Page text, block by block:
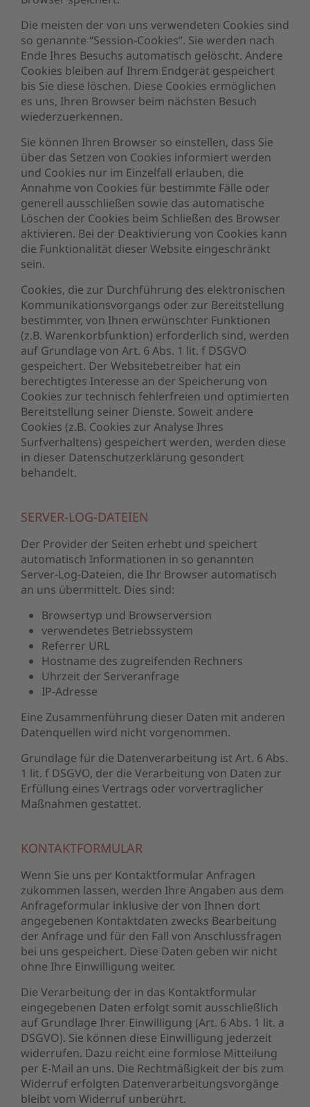
Die meisten der von uns verwendeten Cookies sind
so genannte “Session-Cookies”. Sie werden nach
Ende Ihres Besuchs automatisch gelöscht. Andere
Cookies bleiben auf Ihrem Endgerät gespeichert
bis Sie diese löschen. Diese Cookies ermöglichen
es uns, Ihren Browser beim nächsten Besuch
wiederzuerkennen.
Sie können Ihren Browser so einstellen, dass Sie
über das Setzen von Cookies informiert werden
und Cookies nur im Einzelfall erlauben, die
Annahme von Cookies für bestimmte Fälle oder
generell ausschließen sowie das automatische
Löschen der Cookies beim Schließen des Browser
aktivieren. Bei der Deaktivierung von Cookies kann
die Funktionalität dieser Website eingeschränkt
sein.
Cookies, die zur Durchführung des elektronischen
Kommunikationsvorgangs oder zur Bereitstellung
bestimmter, von Ihnen erwünschter Funktionen
(z.B. Warenkorbfunktion) erforderlich sind, werden
auf Grundlage von Art. 6 Abs. 1 lit. f DSGVO
gespeichert. Der Websitebetreiber hat ein
berechtigtes Interesse an der Speicherung von
Cookies zur technisch fehlerfreien und optimierten
Bereitstellung seiner Dienste. Soweit andere
Cookies (z.B. Cookies zur Analyse Ihres
Surfverhaltens) gespeichert werden, werden diese
in dieser Datenschutzerklärung gesondert
behandelt.
SERVER-LOG-DATEIEN
Der Provider der Seiten erhebt und speichert
automatisch Informationen in so genannten
Server-Log-Dateien, die Ihr Browser automatisch
an uns übermittelt. Dies sind:
Browsertyp und Browserversion
verwendetes Betriebssystem
Referrer URL
Hostname des zugreifenden Rechners
Uhrzeit der Serveranfrage
IP-Adresse
Eine Zusammenführung dieser Daten mit anderen
Datenquellen wird nicht vorgenommen.
Grundlage für die Datenverarbeitung ist Art. 6 Abs.
1 lit. f DSGVO, der die Verarbeitung von Daten zur
Erfüllung eines Vertrags oder vorvertraglicher
Maßnahmen gestattet.
KONTAKTFORMULAR
Wenn Sie uns per Kontaktformular Anfragen
zukommen lassen, werden Ihre Angaben aus dem
Anfrageformular inklusive der von Ihnen dort
angegebenen Kontaktdaten zwecks Bearbeitung
der Anfrage und für den Fall von Anschlussfragen
bei uns gespeichert. Diese Daten geben wir nicht
ohne Ihre Einwilligung weiter.
Die Verarbeitung der in das Kontaktformular
eingegebenen Daten erfolgt somit ausschließlich
auf Grundlage Ihrer Einwilligung (Art. 6 Abs. 1 lit. a
DSGVO). Sie können diese Einwilligung jederzeit
widerrufen. Dazu reicht eine formlose Mitteilung
per E-Mail an uns. Die Rechtmäßigkeit der bis zum
Widerruf erfolgten Datenverarbeitungsvorgänge
bleibt vom Widerruf unberührt.